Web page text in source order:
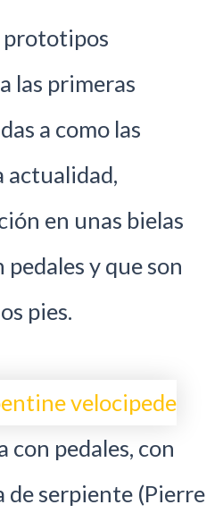
prototipos
las primeras
a como las
actualidad,
en unas bielas
y que son
pies.
con pedales, con
de serpiente (Pierre